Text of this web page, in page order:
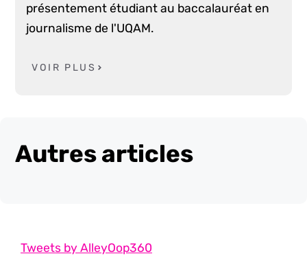
présentement étudiant au baccalauréat en
journalisme de l'UQAM.
VOIR PLUS
Autres articles
Tweets by AlleyOop360